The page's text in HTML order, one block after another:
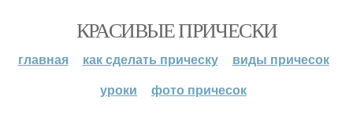
КРАСИВЫЕ ПРИЧЕСКИ
главная как сделать прическу
виды причесок
уроки
фото причесок